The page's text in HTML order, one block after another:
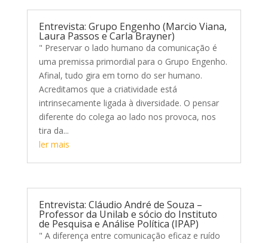
Entrevista: Grupo Engenho (Marcio Viana,
Laura Passos e Carla Brayner)
" Preservar o lado humano da comunicação é
uma premissa primordial para o Grupo Engenho.
Afinal, tudo gira em torno do ser humano.
Acreditamos que a criatividade está
intrinsecamente ligada à diversidade. O pensar
diferente do colega ao lado nos provoca, nos
tira da...
ler mais
Entrevista: Cláudio André de Souza –
Professor da Unilab e sócio do Instituto
de Pesquisa e Análise Política (IPAP)
" A diferença entre comunicação eficaz e ruído